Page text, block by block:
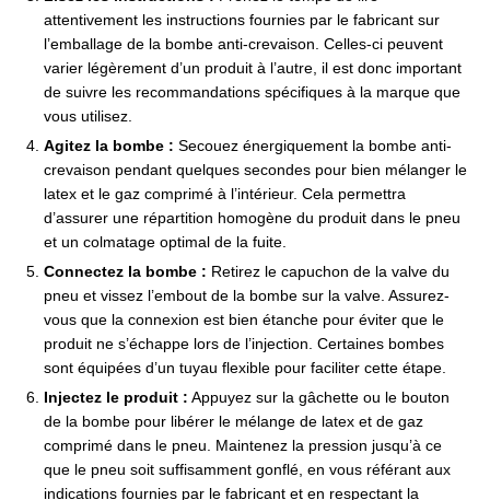
attentivement les instructions fournies par le fabricant sur
l’emballage de la bombe anti-crevaison. Celles-ci peuvent
varier légèrement d’un produit à l’autre, il est donc important
de suivre les recommandations spécifiques à la marque que
vous utilisez.
Agitez la bombe : Secouez énergiquement la bombe anti-
crevaison pendant quelques secondes pour bien mélanger le
latex et le gaz comprimé à l’intérieur. Cela permettra
d’assurer une répartition homogène du produit dans le pneu
et un colmatage optimal de la fuite.
Connectez la bombe : Retirez le capuchon de la valve du
pneu et vissez l’embout de la bombe sur la valve. Assurez-
vous que la connexion est bien étanche pour éviter que le
produit ne s’échappe lors de l’injection. Certaines bombes
sont équipées d’un tuyau flexible pour faciliter cette étape.
Injectez le produit : Appuyez sur la gâchette ou le bouton
de la bombe pour libérer le mélange de latex et de gaz
comprimé dans le pneu. Maintenez la pression jusqu’à ce
que le pneu soit suffisamment gonflé, en vous référant aux
indications fournies par le fabricant et en respectant la